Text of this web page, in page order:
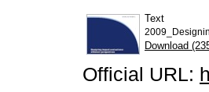
Text
Download
Official URL: